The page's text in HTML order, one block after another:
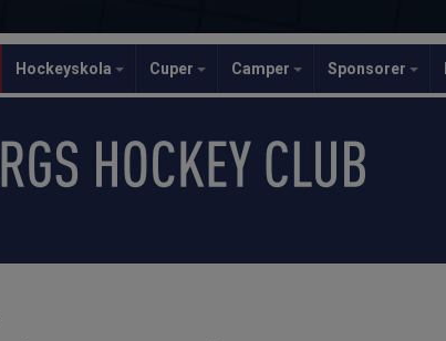
Hockeyskola Cuper Camper Sponsorer